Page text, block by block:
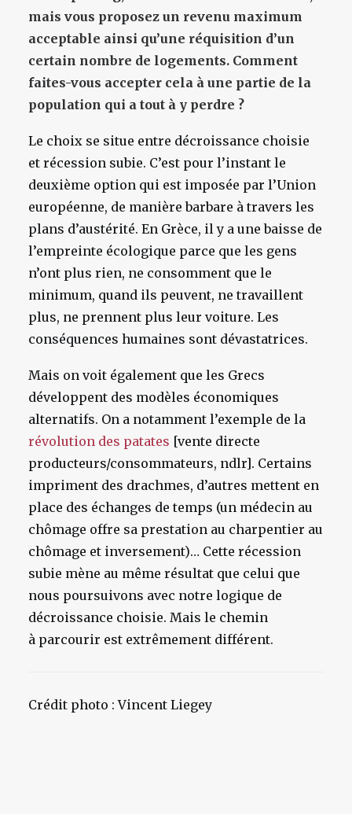
mais vous proposez un revenu maximum
acceptable ainsi qu’une réquisition d’un
certain nombre de logements. Comment
faites-vous accepter cela à une partie de la
population qui a tout à y perdre ?
Le choix se situe entre décroissance choisie
et récession subie. C’est pour l’instant le
deuxième option qui est imposée par l’Union
européenne, de manière barbare à travers les
plans d’austérité. En Grèce, il y a une baisse de
l’empreinte écologique parce que les gens
n’ont plus rien, ne consomment que le
minimum, quand ils peuvent, ne travaillent
plus, ne prennent plus leur voiture. Les
conséquences humaines sont dévastatrices.
Mais on voit également que les Grecs
développent des modèles économiques
alternatifs. On a notamment l’exemple de la
révolution des patates [vente directe
producteurs/consommateurs, ndlr]. Certains
impriment des drachmes, d’autres mettent en
place des échanges de temps (un médecin au
chômage offre sa prestation au charpentier au
chômage et inversement)… Cette récession
subie mène au même résultat que celui que
nous poursuivons avec notre logique de
décroissance choisie. Mais le chemin
à parcourir est extrêmement différent.
Crédit photo : Vincent Liegey